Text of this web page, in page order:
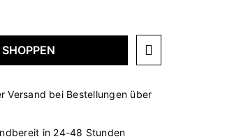
Versand bei Bestellungen über
in 24-48 Stunden